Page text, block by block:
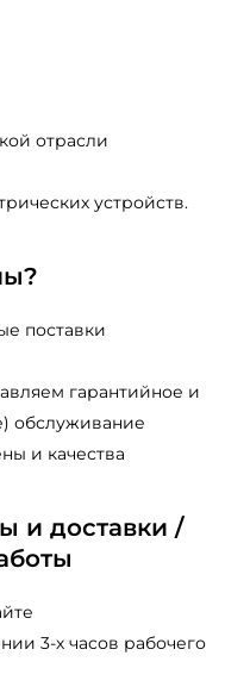
отрасли
устройств.
поставки
гарантийное и
обслуживание
и качества
и доставки /
3-х часов рабочего